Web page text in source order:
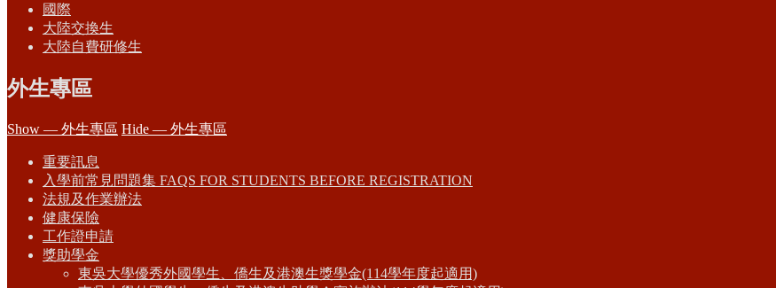
國際
大陸交換生
大陸自費研修生
外生專區
Show — 外生專區 Hide — 外生專區
重要訊息
入學前常見問題集 FAQS FOR STUDENTS BEFORE REGISTRATION
法規及作業辦法
健康保險
工作證申請
獎助學金
東吳大學優秀外國學生、僑生及港澳生獎學金(114學年度起適用)